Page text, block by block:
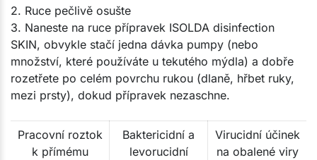
2. Ruce pečlivě osušte
3. Naneste na ruce přípravek ISOLDA disinfection
SKIN, obvykle stačí jedna dávka pumpy (nebo
množství, které používáte u tekutého mýdla) a dobře
rozetřete po celém povrchu rukou (dlaně, hřbet ruky,
mezi prsty), dokud přípravek nezaschne.
Pracovní roztok
k přímému
Baktericidní a
levorucidní
Virucidní účinek
na obalené viry